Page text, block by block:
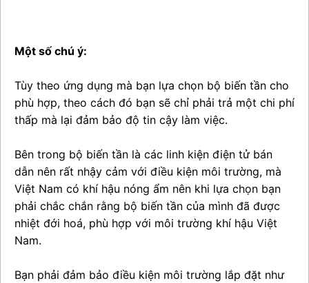
Một số chú ý:
Tùy theo ứng dụng mà bạn lựa chọn bộ biến tần cho
phù hợp, theo cách đó bạn sẽ chỉ phải trả một chi phí
thấp mà lại đảm bảo độ tin cậy làm việc.
Bên trong bộ biến tần là các linh kiện điện tử bán
dẫn nên rất nhậy cảm với điều kiện môi trường, mà
Việt Nam có khí hậu nóng ẩm nên khi lựa chọn bạn
phải chắc chắn rằng bộ biến tần của mình đã được
nhiệt đới hoá, phù hợp với môi trường khí hậu Việt
Nam.
Bạn phải đảm bảo điều kiện môi trường lắp đặt như